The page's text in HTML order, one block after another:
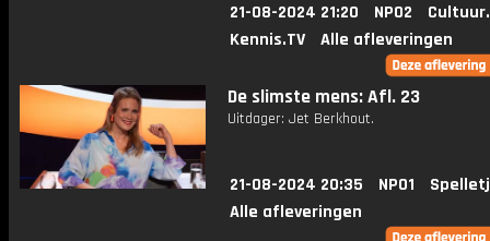
21-08-2024 21:20 NPO2
Kennis.TV
Alle afleveringen
De slimste mens: Afl. 23
Uitdager: Jet Berkhout.
21-08-2024 20:35 NPO1
Alle afleveringen